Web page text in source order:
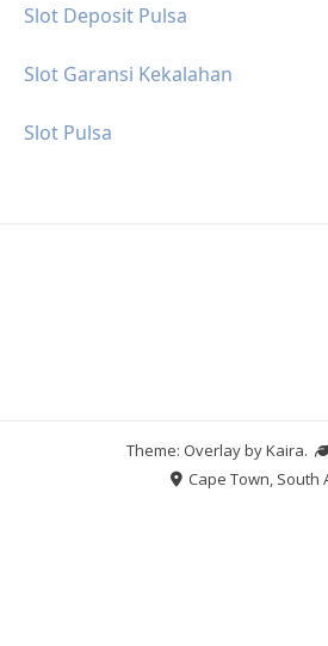
Slot Deposit Pulsa
Slot Garansi Kekalahan
Slot Pulsa
Theme: Overlay byKaira.
Cape Town, South